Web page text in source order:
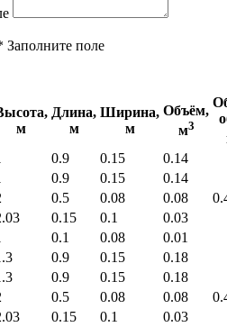
Заполните поле
м
Длина,
м
Ширина,
м
Объём,
м3
0.9 0.15 0.14
0.9 0.15
0.14
0.5 0.08
0.08
0.15 0.1
0.03
0.1 0.08 0.01
0.9 0.15 0.18
0.9 0.15
0.18
0.5 0.08
0.08
0.15 0.1
0.03